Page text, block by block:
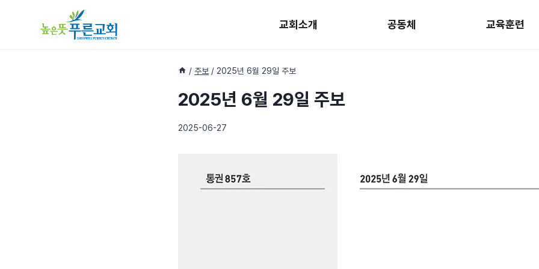
교회소개 공동체 교육훈련
/ 주보 / 2025년 6월 29일 주보
2025년 6월 29일 주보
2025-06-27